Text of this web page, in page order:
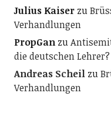
Julius Kaiserzu
Verhandlungen
PropGanzu
die deutschen Lehrer?
Andreas Scheilzu
Verhandlungen